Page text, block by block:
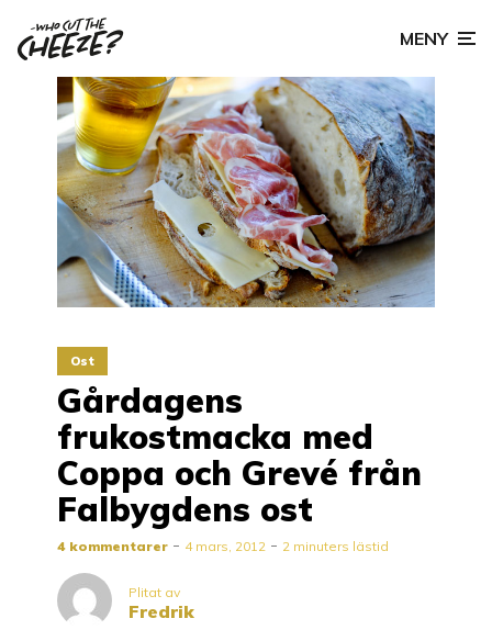
MENY
Ost
Gårdagens
frukostmacka med
Coppa och Grevé från
Falbygdens ost
4 kommentarer 4 mars, 2012 2 minuters lästid
Plitat av
Fredrik